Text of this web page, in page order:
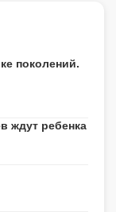
поколений.
ждут ребенка